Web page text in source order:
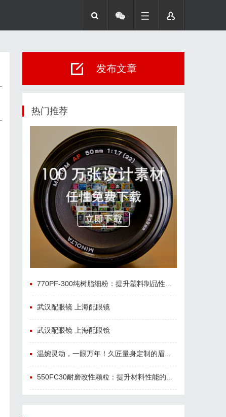
发布文章
热门推荐
770PF-300纯树脂细粉：提升塑料制品性能的新选择
武汉配眼镜 上海配眼镜
武汉配眼镜 上海配眼镜
温婉灵动，一眼万年！久匠量身定制的眉眼唇，才是你整张脸的点睛之笔！淡颜系女生的气质加分项
550FC30耐磨改性颗粒：提升材料性能的新选择